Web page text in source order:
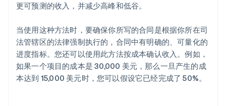
更可预测的收入，并减少高峰和低谷。
当使用这种方法时，要确保你所写的合同是根据你所在司
法管辖区的法律强制执行的，合同中有明确的、可量化的
进度指标。您还可以使用此方法按成本确认收入。例如，
如果一个项目的成本是 30,000 美元，那么一旦产生的成
本达到 15,000 美元时，您可以假设它已经完成了 50%。